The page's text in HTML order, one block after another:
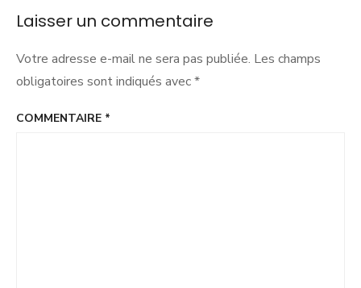
par-
Getty-
2
Laisser un commentaire
Votre adresse e-mail ne sera pas publiée. Les champs
obligatoires sont indiqués avec*
COMMENTAIRE *